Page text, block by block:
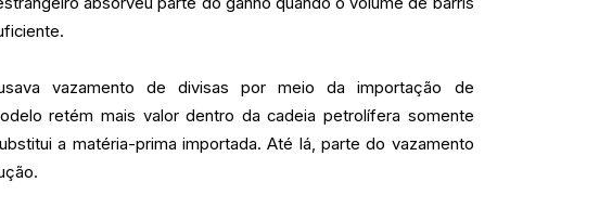
vazamento de divisas por meio da importação de
retém mais valor dentro da cadeia petrolífera somente
a matéria-prima importada. Até lá, parte do vazamento